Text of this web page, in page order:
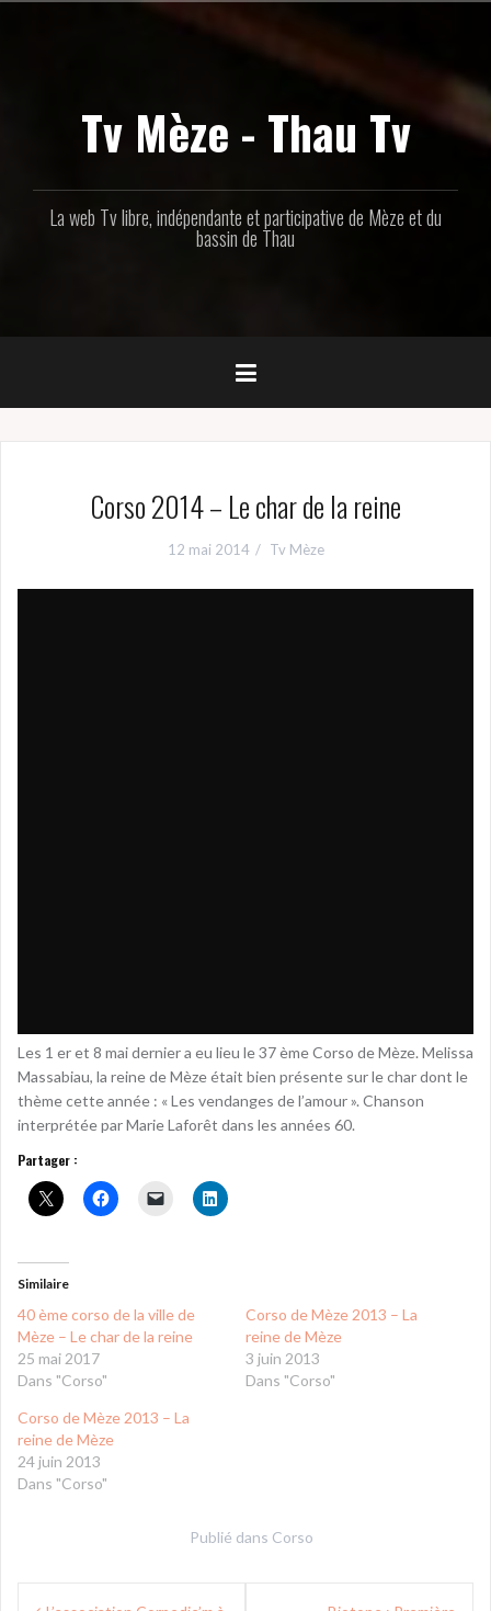
Tv Mèze - Thau Tv
La web Tv libre, indépendante et participative de Mèze et du
bassin de Thau
Corso 2014 – Le char de la reine
12 mai 2014 Tv Mèze
Les 1 er et 8 mai dernier a eu lieu le 37 ème Corso de Mèze. Melissa
Massabiau, la reine de Mèze était bien présente sur le char dont le
thème cette année : « Les vendanges de l’amour ». Chanson
interprétée par Marie Laforêt dans les années 60.
Partager :
Similaire
40 ème corso de la ville de
Mèze – Le char de la reine
25 mai 2017
Dans "Corso"
Corso de Mèze 2013 – La
reine de Mèze
3 juin 2013
Dans "Corso"
Corso de Mèze 2013 – La
reine de Mèze
24 juin 2013
Dans "Corso"
Publié dans Corso
Navigation